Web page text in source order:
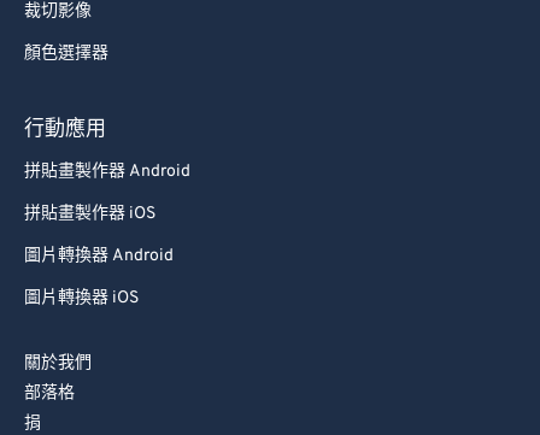
裁切影像
顏色選擇器
行動應用
拼貼畫製作器 Android
拼貼畫製作器 iOS
圖片轉換器 Android
圖片轉換器 iOS
關於我們
部落格
捐